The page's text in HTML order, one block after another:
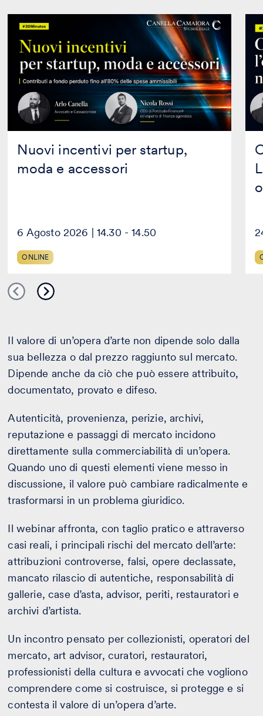
eventi
Nuovi incentivi per startup,
moda e accessori
incentivi
per
startup,
moda
accessori
6 Agosto 2026 | 14.30 - 14.50
ONLINE
tua
Il valore di un’opera d’arte non dipende solo dalla
sua bellezza o dal prezzo raggiunto sul mercato.
Dipende anche da ciò che può essere attribuito,
documentato, provato e difeso.
Autenticità, provenienza, perizie, archivi,
reputazione e passaggi di mercato incidono
direttamente sulla commerciabilità di un’opera.
Quando uno di questi elementi viene messo in
discussione, il valore può cambiare radicalmente e
trasformarsi in un problema giuridico.
Il webinar affronta, con taglio pratico e attraverso
casi reali, i principali rischi del mercato dell’arte:
attribuzioni controverse, falsi, opere declassate,
mancato rilascio di autentiche, responsabilità di
gallerie, case d’asta, advisor, periti, restauratori e
archivi d’artista.
Un incontro pensato per collezionisti, operatori del
mercato, art advisor, curatori, restauratori,
professionisti della cultura e avvocati che vogliono
comprendere come si costruisce, si protegge e si
contesta il valore di un’opera d’arte.